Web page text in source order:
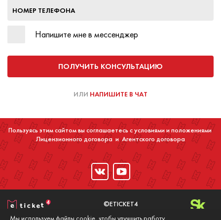
НОМЕР ТЕЛЕФОНА
Напишите мне в мессенджер
ПОЛУЧИТЬ КОНСУЛЬТАЦИЮ
ИЛИ НАПИШИТЕ В ЧАТ
Пользуясь этим сайтом вы соглашаетесь с условиями и положениями
Лицензионного договора иАгентского договора
©ETICKET4
Мы используем файлы cookie, чтобы улучшить работу